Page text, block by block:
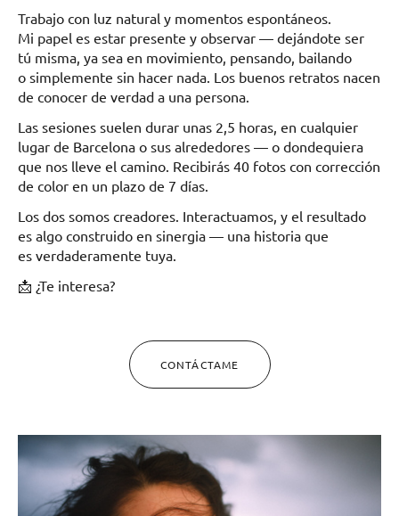
Trabajo con luz natural y momentos espontáneos.
Mi papel es estar presente y observar — dejándote ser
tú misma, ya sea en movimiento, pensando, bailando
o simplemente sin hacer nada. Los buenos retratos nacen
de conocer de verdad a una persona.
Las sesiones suelen durar unas 2,5 horas, en cualquier
lugar de Barcelona o sus alrededores — o dondequiera
que nos lleve el camino. Recibirás 40 fotos con corrección
de color en un plazo de 7 días.
Los dos somos creadores. Interactuamos, y el resultado
es algo construido en sinergia — una historia que
es verdaderamente tuya.
📩 ¿Te interesa?
CONTÁCTAME